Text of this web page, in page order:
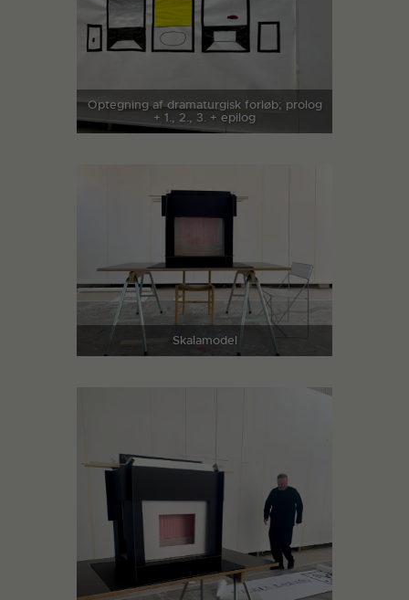
Optegning af dramaturgisk forløb; prolog
+ 1., 2., 3. + epilog
Skalamodel